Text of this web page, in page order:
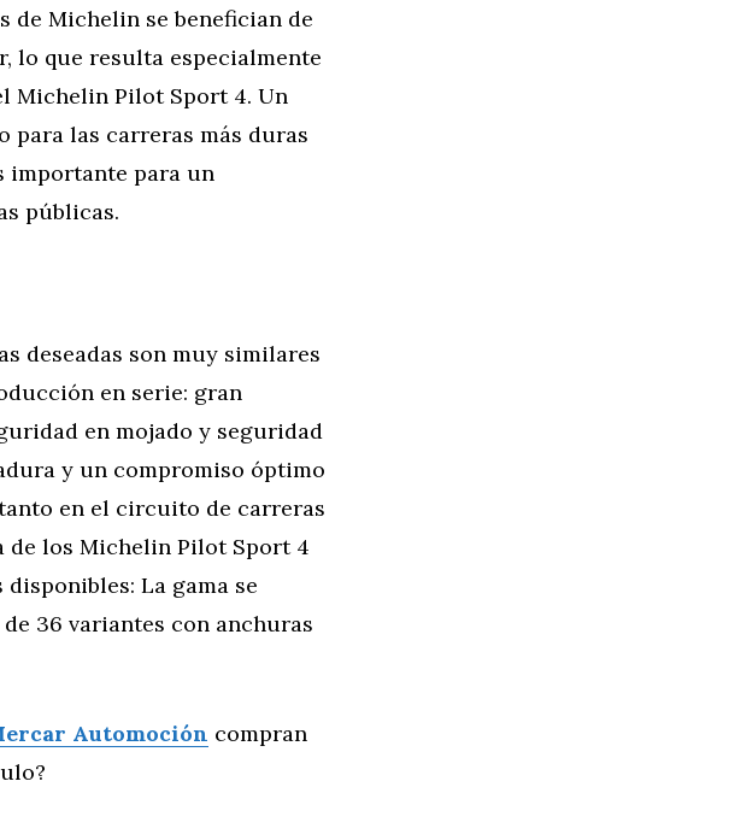
de Michelin se benefician de
lo que resulta especialmente
Michelin Pilot Sport 4. Un
para las carreras más duras
importante para un
públicas.
deseadas son muy similares
en serie: gran
en mojado y seguridad
y un compromiso óptimo
en el circuito de carreras
de los Michelin Pilot Sport 4
La gama se
36 variantes con anchuras
Automoción compran